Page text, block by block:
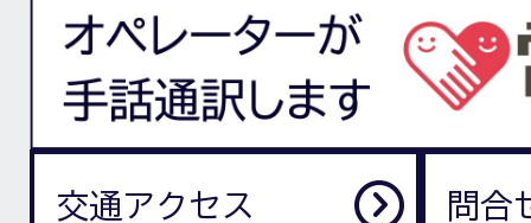
交通アクセス 問合